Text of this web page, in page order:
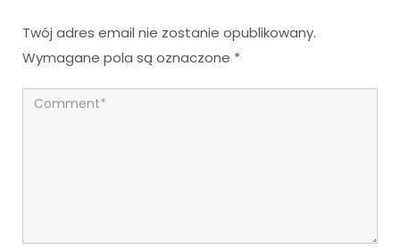
Twój adres email nie zostanie opublikowany.
Wymagane pola są oznaczone *